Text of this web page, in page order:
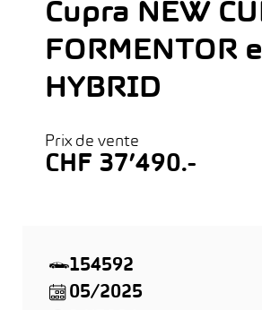
Cupra NEW
FORMENTOR
HYBRID
Prix de vente
CHF 37’490.-
154592
05/2025